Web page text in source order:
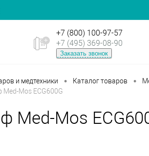
+7 (800) 100-97-57
+7 (495) 369-08-90
Заказать звонок
и медтехники • Каталог товаров •
Mos ECG600G
Med-Mos